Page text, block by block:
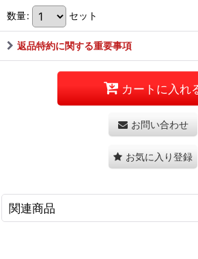
数量: セット
返品特約に関する重要事項
カートに入れ
お問い合わせ
お気に入り登録
関連商品